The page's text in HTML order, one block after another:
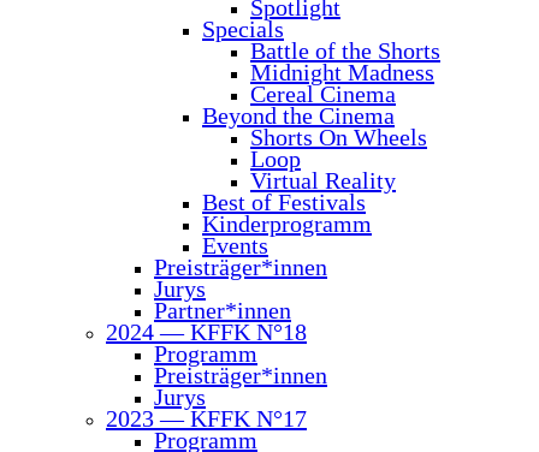
Spot­light
Spe­cials
Batt­le of the Shorts
Mid­night Madness
Cere­al Cinema
Bey­ond the Cinema
Shorts On Wheels
Loop
Vir­tu­al Reality
Best of Festivals
Kin­der­pro­gramm
Events
Preisträger*innen
Jurys
Partner*innen
2024 — KFFK N°18
Pro­gramm
Preisträger*innen
Jurys
2023 — KFFK N°17
Pro­gramm